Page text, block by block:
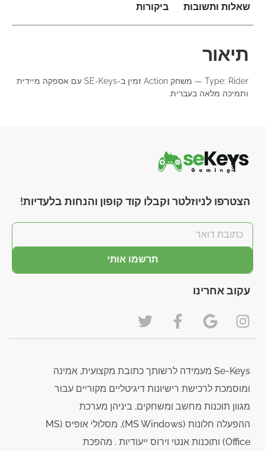
שאלות ותשובות ביקורות
תיאור
Type: Rider — משחק Action זמין ב-SE-Keys עם אספקה מיידית
ותמיכה מלאה בעברית.
הצטרפו לניוזלטר וקבלו קוד קופון והנחות בלעדיות!
תרשמו אותי
עקוב אחרינו
Se-Keys מעמידה לרשותך כתובת מקצועית, אמינה
ומוסמכת לרכישת רישיונות דיגיטליים מקוריים עבור
מגוון תוכנות מחשב ומשחקים, ביניהן מערכת
ההפעלה חלונות (MS Windows), מסלולי אופיס (MS
Office) ותוכנות אנטי וירוס ייעודיות . מהפכת